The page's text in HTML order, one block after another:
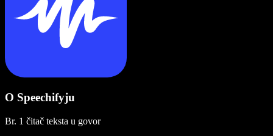
O Speechifyju
Br. 1 čitač teksta u govor